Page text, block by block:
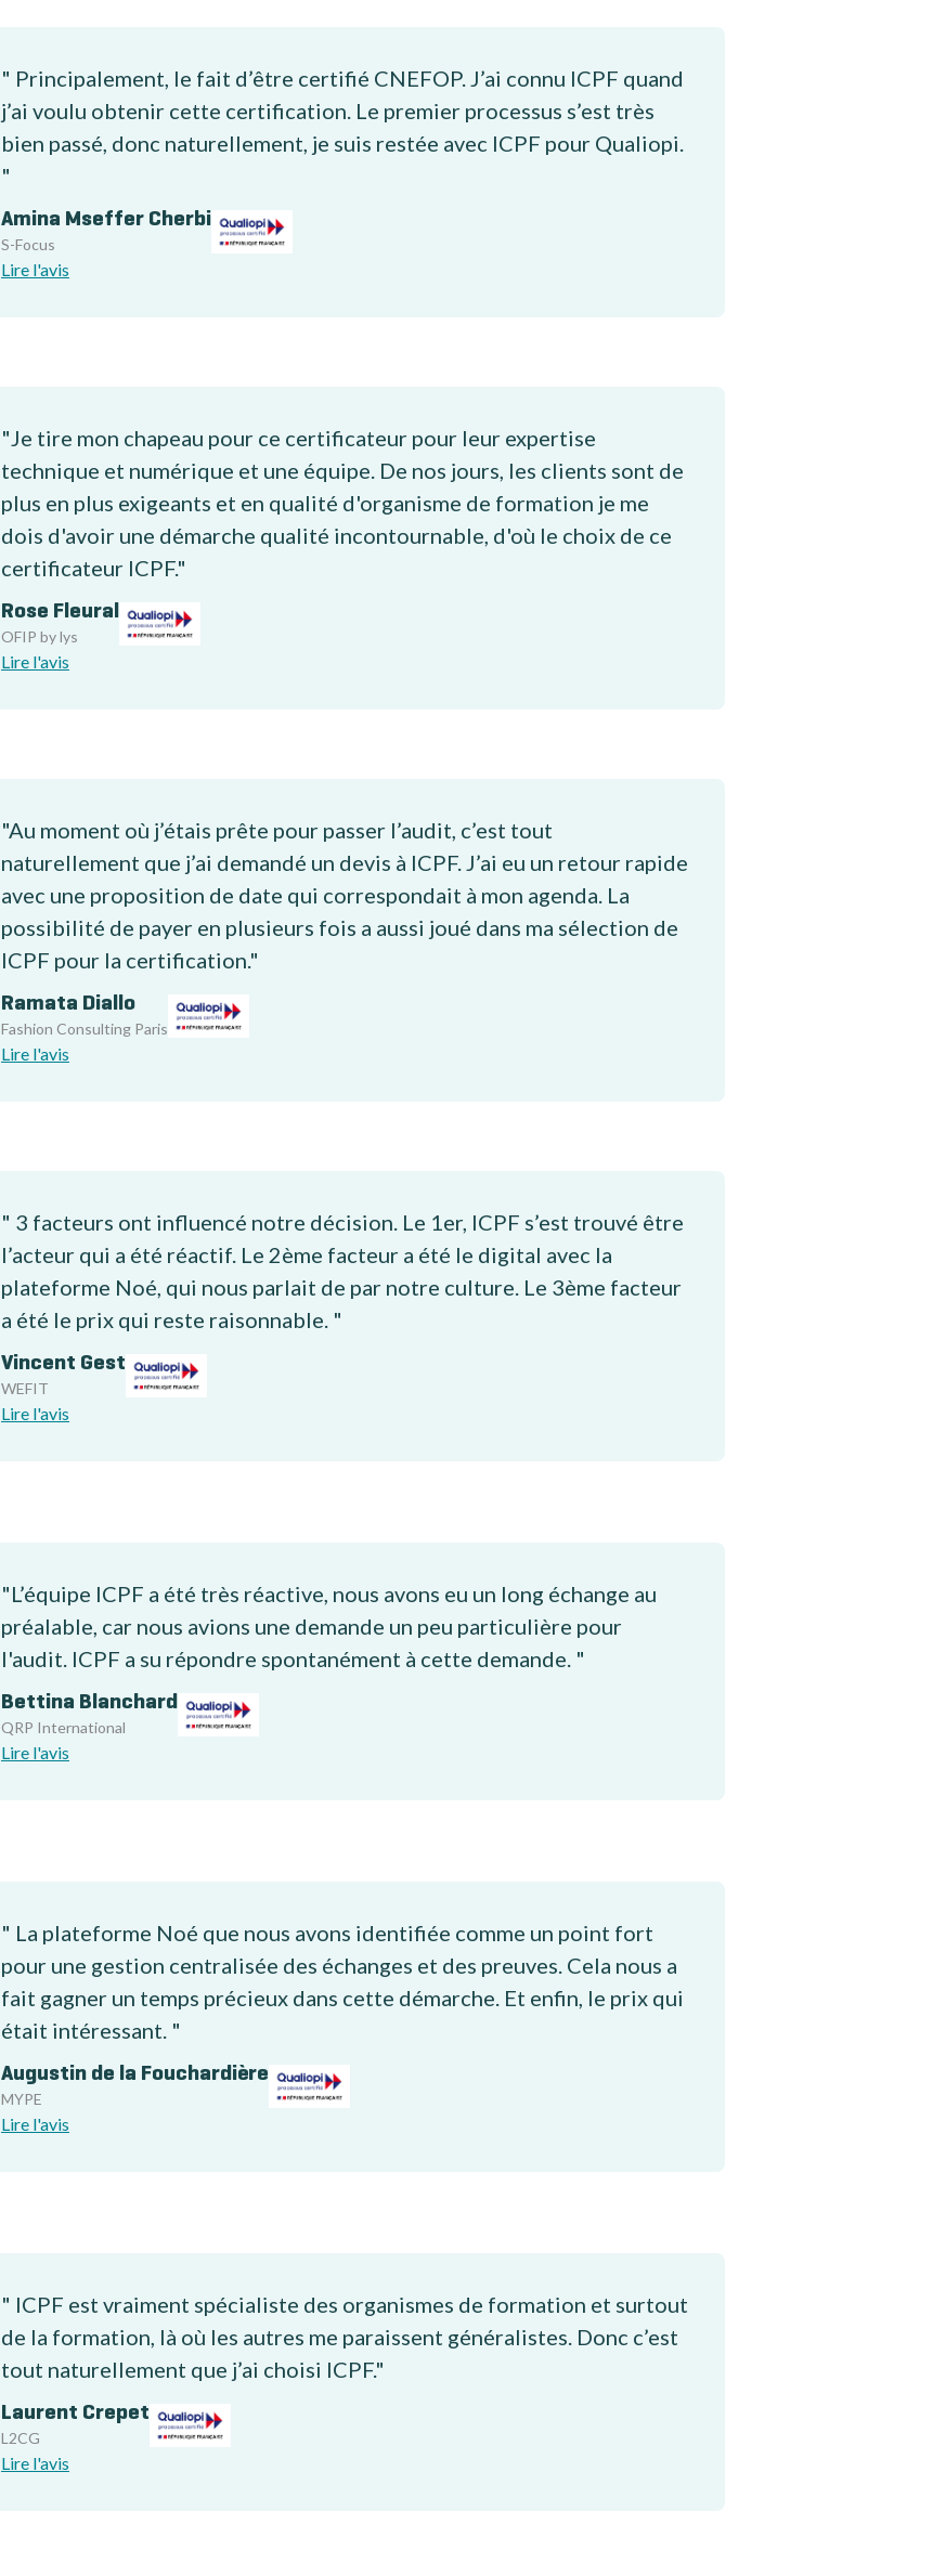
" Principalement, le fait d’être certifié CNEFOP. J’ai connu ICPF quand
j’ai voulu obtenir cette certification. Le premier processus s’est très
bien passé, donc naturellement, je suis restée avec ICPF pour Qualiopi.
"
Amina Mseffer Cherbi
S-Focus
Lire l'avis
"Je tire mon chapeau pour ce certificateur pour leur expertise
technique et numérique et une équipe. De nos jours, les clients sont de
plus en plus exigeants et en qualité d'organisme de formation je me
dois d'avoir une démarche qualité incontournable, d'où le choix de ce
certificateur ICPF."
Rose Fleural
OFIP by lys
Lire l'avis
"Au moment où j’étais prête pour passer l’audit, c’est tout
naturellement que j’ai demandé un devis à ICPF. J’ai eu un retour rapide
avec une proposition de date qui correspondait à mon agenda. La
possibilité de payer en plusieurs fois a aussi joué dans ma sélection de
ICPF pour la certification."
Ramata Diallo
Fashion Consulting Paris
Lire l'avis
" 3 facteurs ont influencé notre décision. Le 1er, ICPF s’est trouvé être
l’acteur qui a été réactif. Le 2ème facteur a été le digital avec la
plateforme Noé, qui nous parlait de par notre culture. Le 3ème facteur
a été le prix qui reste raisonnable. "
Vincent Gest
WEFIT
Lire l'avis
"L’équipe ICPF a été très réactive, nous avons eu un long échange au
préalable, car nous avions une demande un peu particulière pour
l'audit. ICPF a su répondre spontanément à cette demande. "
Bettina Blanchard
QRP International
Lire l'avis
" La plateforme Noé que nous avons identifiée comme un point fort
pour une gestion centralisée des échanges et des preuves. Cela nous a
fait gagner un temps précieux dans cette démarche. Et enfin, le prix qui
était intéressant. "
Augustin de la Fouchardière
MYPE
Lire l'avis
" ICPF est vraiment spécialiste des organismes de formation et surtout
de la formation, là où les autres me paraissent généralistes. Donc c’est
tout naturellement que j’ai choisi ICPF."
Laurent Crepet
L2CG
Lire l'avis